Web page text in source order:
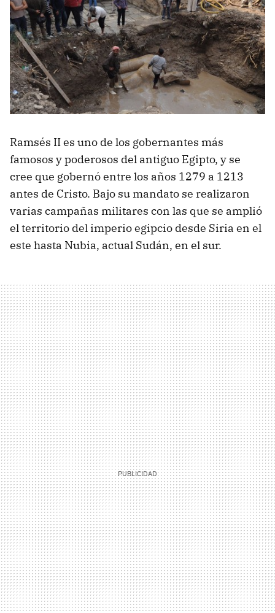
Ramsés II es uno de los gobernantes más
famosos y poderosos del antiguo Egipto, y se
cree que gobernó entre los años 1279 a 1213
antes de Cristo. Bajo su mandato se realizaron
varias campañas militares con las que se amplió
el territorio del imperio egipcio desde Siria en el
este hasta Nubia, actual Sudán, en el sur.